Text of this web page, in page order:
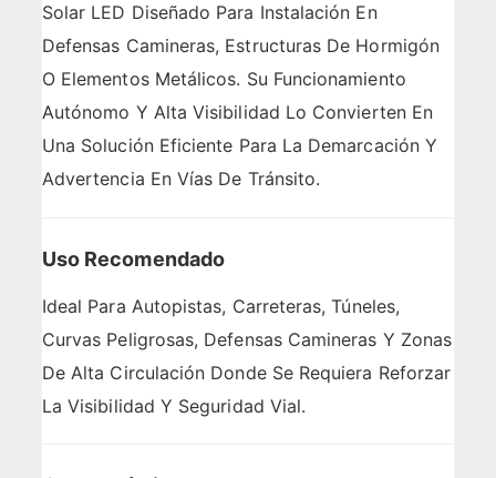
Solar LED Diseñado Para Instalación En
Defensas Camineras, Estructuras De Hormigón
O Elementos Metálicos. Su Funcionamiento
Autónomo Y Alta Visibilidad Lo Convierten En
Una Solución Eficiente Para La Demarcación Y
Advertencia En Vías De Tránsito.
Uso Recomendado
Ideal Para Autopistas, Carreteras, Túneles,
Curvas Peligrosas, Defensas Camineras Y Zonas
De Alta Circulación Donde Se Requiera Reforzar
La Visibilidad Y Seguridad Vial.